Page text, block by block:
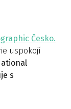
Česko.
uspokojí
s